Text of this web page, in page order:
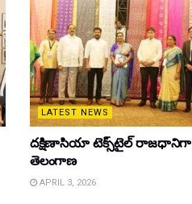
LATEST NEWS
దక్షిణాసియా టెక్స్‌టైల్ రాజధానిగా
తెలంగాణ
APRIL 3, 2026